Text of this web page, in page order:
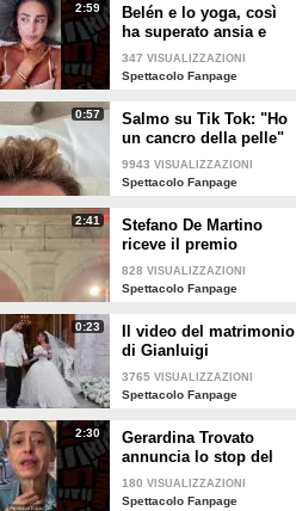
2:59
Belén e lo yoga, così
ha superato ansia e
attacchi di panico
347 VISUALIZZAZIONI
Spettacolo Fanpage
0:57
Salmo su Tik Tok: "Ho
un cancro della pelle"
e apre al dibattito sulle
creme solari
9943 VISUALIZZAZIONI
Spettacolo Fanpage
2:41
Stefano De Martino
riceve il premio
intitolato al padre
Enrico
828 VISUALIZZAZIONI
Spettacolo Fanpage
0:23
Il video del matrimonio
di Gianluigi
Donnarumma e Alessia
Elefante
3765 VISUALIZZAZIONI
Spettacolo Fanpage
2:30
Gerardina Trovato
annuncia lo stop del
tour per problemi di
salute
180 VISUALIZZAZIONI
Spettacolo Fanpage